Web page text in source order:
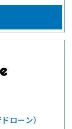
ローン）